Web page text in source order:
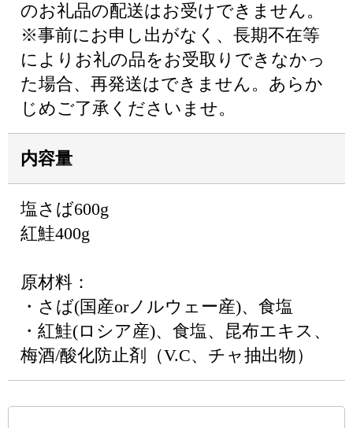
のお礼品の配送はお受けできません。
※事前にお申し出がなく、長期不在等
によりお礼の品をお受取りできなかっ
た場合、再発送はできません。あらか
じめご了承くださいませ。
内容量
塩さば600g
紅鮭400g
原材料：
・さば(国産orノルウェー産)、食塩
・紅鮭(ロシア産)、食塩、昆布エキス、
梅酒/酸化防止剤（V.C、チャ抽出物）